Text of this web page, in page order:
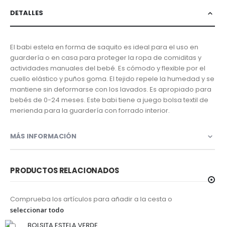
DETALLES
El babi estela en forma de saquito es ideal para el uso en
guardería o en casa para proteger la ropa de comiditas y
actividades manuales del bebé. Es cómodo y flexible por el
cuello elástico y puños goma. El tejido repele la humedad y se
mantiene sin deformarse con los lavados. Es apropiado para
bebés de 0-24 meses. Este babi tiene a juego bolsa textil de
merienda para la guardería con forrado interior.
MÁS INFORMACIÓN
PRODUCTOS RELACIONADOS
Comprueba los artículos para añadir a la cesta o
seleccionar todo